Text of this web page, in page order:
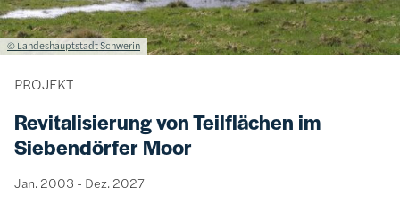
Lizenzinformationen einschließlich Urheberrecht
© Landeshauptstadt Schwerin
PROJEKT
Revitalisierung von Teilflächen im
Siebendörfer Moor
Jan. 2003 - Dez. 2027